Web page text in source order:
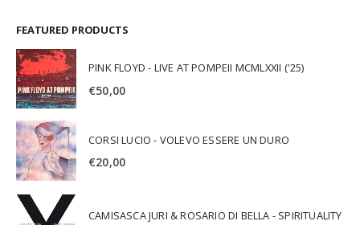
FEATURED PRODUCTS
PINK FLOYD - LIVE AT POMPEII MCMLXXII ('25)
€50,00
CORSI LUCIO - VOLEVO ESSERE UN DURO
€20,00
CAMISASCA JURI & ROSARIO DI BELLA - SPIRITUALITY